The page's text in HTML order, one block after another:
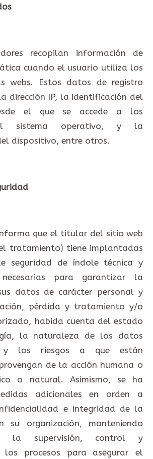
recopilan información de
cuando el usuario utiliza los
webs. Estos datos de registro
dirección IP, la identificación del
el que se accede a los
sistema operativo, y la
dispositivo, entre otros.
que el titular del sitio web
tratamiento) tiene implantadas
seguridad de índole técnica y
necesarias para garantizar la
datos de carácter personal y
pérdida y tratamiento y/o
habida cuenta del estado
la naturaleza de los datos
y los riesgos a que están
de la acción humana o
o natural. Asimismo, se ha
adicionales en orden a
e integridad de la
su organización, manteniendo
la supervisión, control y
los procesos para asegurar el